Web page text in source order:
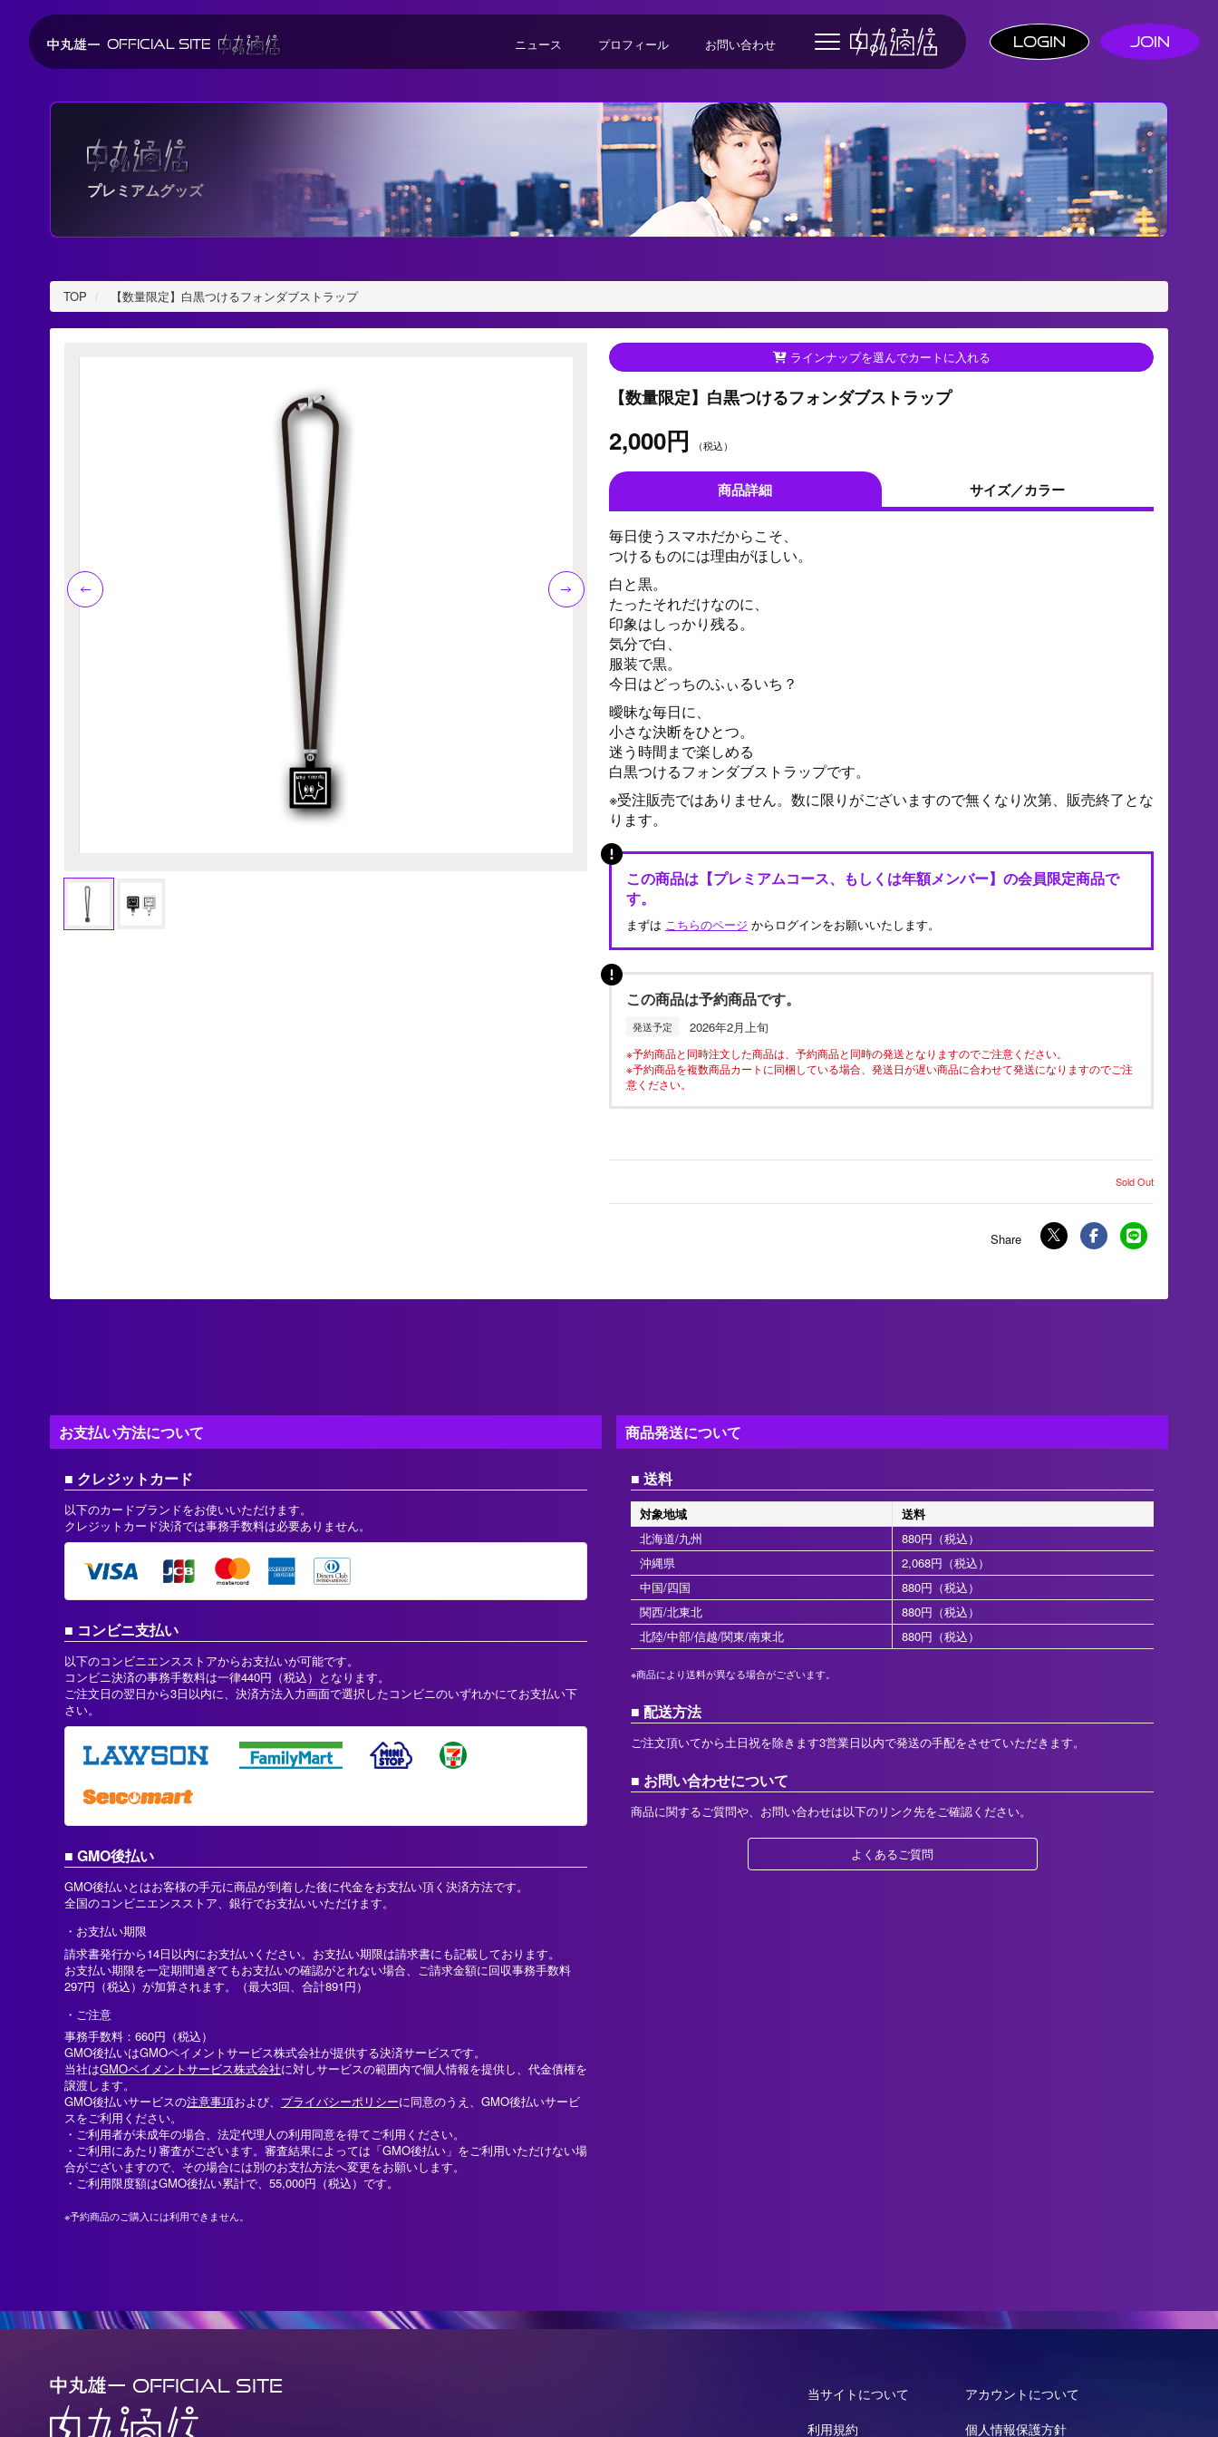
OFFICIAL SITE ニュース プロフィール お問い合わせ Login Join
プレミアムグッズ
TOP 【数量限定】白黒つけるフォンダブストラップ
ラインナップを選んでカートに入れる
【数量限定】白黒つけるフォンダブストラップ
2,000円 （税込）
商品詳細 サイズ／カラー
毎日使うスマホだからこそ、
つけるものには理由がほしい。
白と黒。
たったそれだけなのに、
印象はしっかり残る。
気分で白、
服装で黒。
今日はどっちのふぃるいち？
曖昧な毎日に、
小さな決断をひとつ。
迷う時間まで楽しめる
白黒つけるフォンダブストラップです。
※受注販売ではありません。数に限りがございますので無くなり次第、販売終了とな
ります。
この商品は【プレミアムコース、もしくは年額メンバー】の会員限定商品で
す。
まずは こちらのページ からログインをお願いいたします。
この商品は予約商品です。
発送予定 2026年2月上旬
※予約商品と同時注文した商品は、予約商品と同時の発送となりますのでご注意ください。
※予約商品を複数商品カートに同梱している場合、発送日が遅い商品に合わせて発送になりますのでご注
意ください。
Sold Out
お支払い方法について
クレジットカード
以下のカードブランドをお使いいただけます。
クレジットカード決済では事務手数料は必要ありません。
コンビニ支払い
以下のコンビニエンスストアからお支払いが可能です。
コンビニ決済の事務手数料は一律440円（税込）となります。
ご注文日の翌日から3日以内に、決済方法入力画面で選択したコンビニのいずれかにてお支払い下
さい。
GMO後払い
GMO後払いとはお客様の手元に商品が到着した後に代金をお支払い頂く決済方法です。
全国のコンビニエンスストア、銀行でお支払いいただけます。
お支払い期限
請求書発行から14日以内にお支払いください。お支払い期限は請求書にも記載しております。
お支払い期限を一定期間過ぎてもお支払いの確認がとれない場合、ご請求金額に回収事務手数料
297円（税込）が加算されます。（最大3回、合計891円）
ご注意
事務手数料：660円（税込）
GMO後払いはGMOペイメントサービス株式会社が提供する決済サービスです。
当社はGMOペイメントサービス株式会社に対しサービスの範囲内で個人情報を提供し、代金債権を
譲渡します。
GMO後払いサービスの注意事項および、 プライバシーポリシーに同意のうえ、GMO後払いサービ
スをご利用ください。
・ご利用者が未成年の場合、法定代理人の利用同意を得てご利用ください。
・ご利用にあたり審査がございます。審査結果によっては「GMO後払い」をご利用いただけない場
合がございますので、その場合には別のお支払方法へ変更をお願いします。
・ご利用限度額はGMO後払い累計で、55,000円（税込）です。
※予約商品のご購入には利用できません。
商品発送について
送料
対象地域
送料
北海道/九州
880円（税込）
沖縄県
2,068円（税込）
中国/四国
880円（税込）
関西/北東北
880円（税込）
北陸/中部/信越/関東/南東北
880円（税込）
※商品により送料が異なる場合がございます。
配送方法
ご注文頂いてから土日祝を除きます3営業日以内で発送の手配をさせていただきます。
お問い合わせについて
商品に関するご質問や、お問い合わせは以下のリンク先をご確認ください。
よくあるご質問
当サイトについて
アカウントについて
利用規約
個人情報保護方針
OFFICIAL SITE